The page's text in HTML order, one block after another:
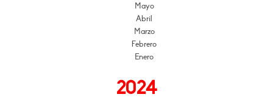
Mayo
Abril
Marzo
Febrero
Enero
2024